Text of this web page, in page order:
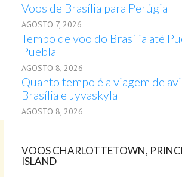
Voos de Brasília para Perúgia
AGOSTO 7, 2026
Tempo de voo do Brasília até
Puebla
AGOSTO 8, 2026
Quanto tempo é a viagem de
Brasília e Jyvaskyla
AGOSTO 8, 2026
VOOS CHARLOTTETOWN,
ISLAND